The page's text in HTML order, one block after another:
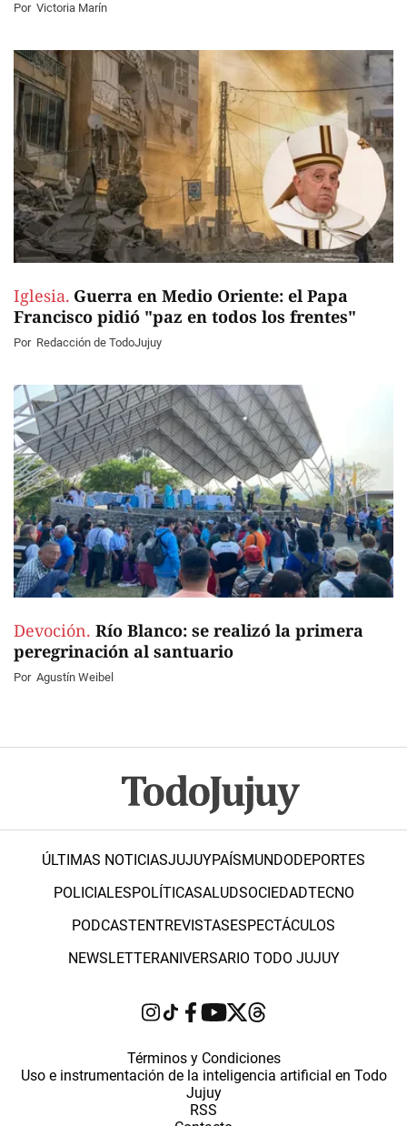
Por Victoria Marín
Iglesia. Guerra en Medio Oriente: el Papa
Francisco pidió "paz en todos los frentes"
Por Redacción de TodoJujuy
Devoción. Río Blanco: se realizó la primera
peregrinación al santuario
Por Agustín Weibel
ÚLTIMAS NOTICIASJUJUYPAÍSMUNDODEPORTES
POLICIALESPOLÍTICASALUDSOCIEDADTECNO
PODCASTENTREVISTASESPECTÁCULOS
NEWSLETTERANIVERSARIO TODO JUJUY
Términos y Condiciones
Uso e instrumentación de la inteligencia artificial en Todo
Jujuy
RSS